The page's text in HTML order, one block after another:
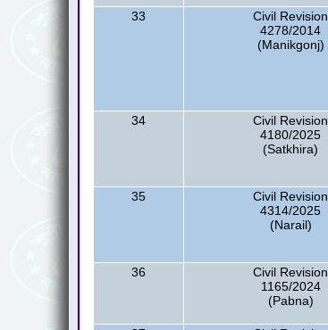
33
Civil Revision
4278/2014
(Manikgonj)
34
Civil Revision
4180/2025
(Satkhira)
35
Civil Revision
4314/2025
(Narail)
36
Civil Revision
1165/2024
(Pabna)